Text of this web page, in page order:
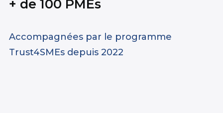
+ de 100 PMEs
Accompagnées par le programme
Trust4SMEs depuis 2022